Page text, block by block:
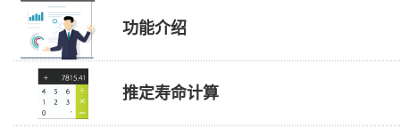
功能介绍
推定寿命计算